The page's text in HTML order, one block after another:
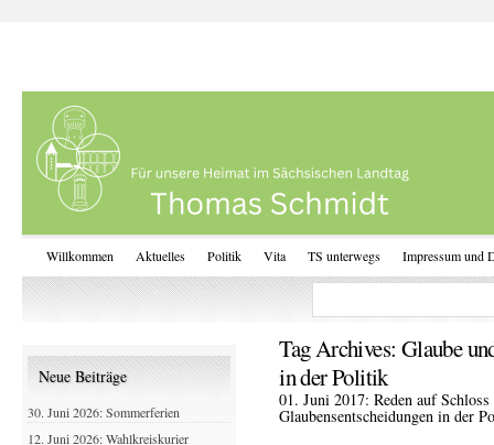
Willkommen Aktuelles Politik Vita TS unterwegs Impressum und
Tag Archives: Glaube
in der Politik
01. Juni 2017: Reden auf
Glaubensentscheidungen in der
Neue Beiträge
30. Juni 2026: Sommerferien
12. Juni 2026: Wahlkreiskurier